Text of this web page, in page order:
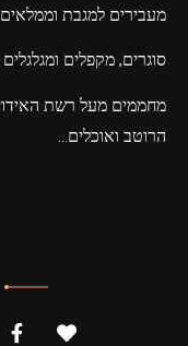
מעבירים למגבת
סוגרים, מקפלים
מחממים מעל רשת
הרוטבואוכלים…